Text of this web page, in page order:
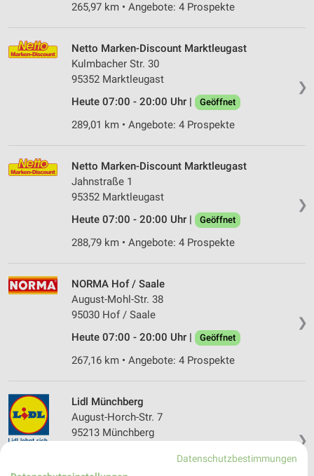
265,97 km • Angebote: 4 Prospekte
❯
Netto Marken-Discount Marktleugast
Kulmbacher Str. 30
95352 Marktleugast
Heute 07:00 - 20:00 Uhr |
Geöffnet
289,01 km • Angebote: 4 Prospekte
❯
Netto Marken-Discount Marktleugast
Jahnstraße 1
95352 Marktleugast
Heute 07:00 - 20:00 Uhr |
Geöffnet
288,79 km • Angebote: 4 Prospekte
❯
NORMA Hof / Saale
August-Mohl-Str. 38
95030 Hof / Saale
Heute 07:00 - 20:00 Uhr |
Geöffnet
267,16 km • Angebote: 4 Prospekte
❯
Lidl Münchberg
August-Horch-Str. 7
95213 Münchberg
Heute 07:00 - 20:00 Uhr | Geöffnet
Datenschutzbestimmungen